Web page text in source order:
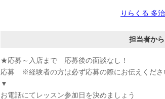
りらくる 多
担当者から
★応募～入店まで 応募後の面談なし！
応募 ※経験者の方は必ず応募の際にお伝えくださ
▼
お電話にてレッスン参加日を決めましょう